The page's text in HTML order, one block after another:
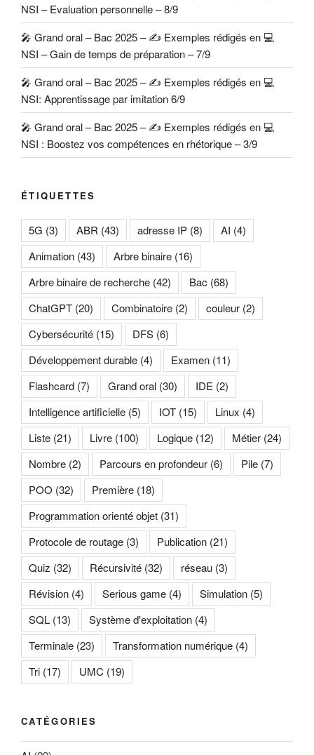
NSI – Evaluation personnelle – 8/9
🎤 Grand oral – Bac 2025 – ✍️ Exemples rédigés en 💻
NSI – Gain de temps de préparation – 7/9
🎤 Grand oral – Bac 2025 – ✍️ Exemples rédigés en 💻
NSI: Apprentissage par imitation 6/9
🎤 Grand oral – Bac 2025 – ✍️ Exemples rédigés en 💻
NSI : Boostez vos compétences en rhétorique – 3/9
ÉTIQUETTES
5G (3) ABR (43) adresse IP (8) AI (4)
Animation (43) Arbre binaire (16)
Arbre binaire de recherche (42) Bac (68)
ChatGPT (20) Combinatoire (2) couleur (2)
Cybersécurité (15) DFS (6)
Développement durable (4) Examen (11)
Flashcard (7) Grand oral (30) IDE (2)
Intelligence artificielle (5) IOT (15) Linux (4)
Liste (21) Livre (100) Logique (12) Métier (24)
Nombre (2) Parcours en profondeur (6) Pile (7)
POO (32) Première (18)
Programmation orienté objet (31)
Protocole de routage (3) Publication (21)
Quiz (32) Récursivité (32) réseau (3)
Révision (4) Serious game (4) Simulation (5)
SQL (13) Système d'exploitation (4)
Terminale (23) Transformation numérique (4)
Tri (17) UMC (19)
CATÉGORIES